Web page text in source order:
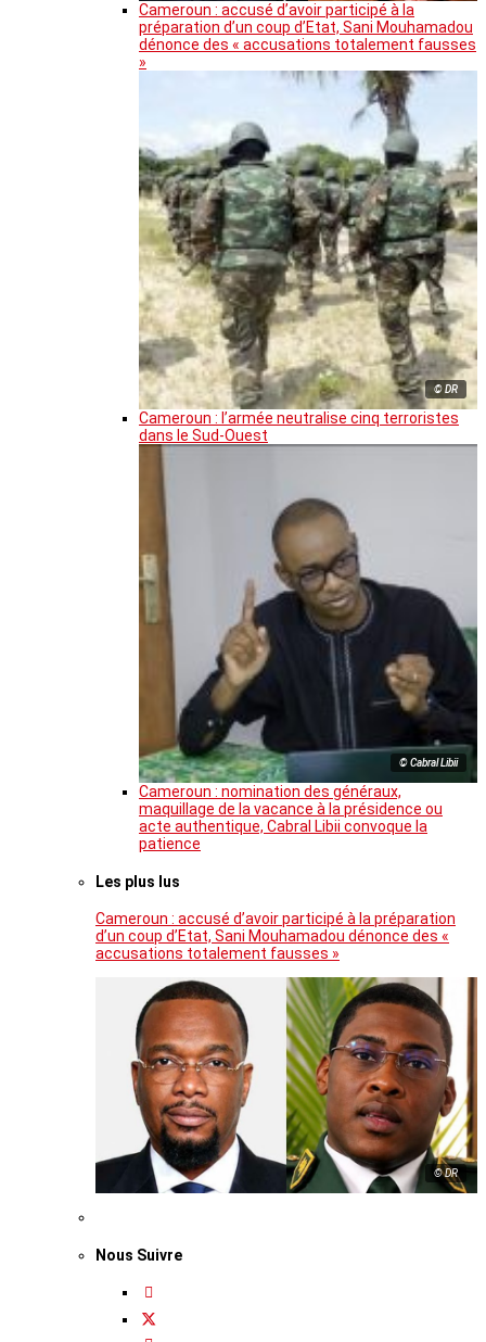
Cameroun : accusé d’avoir participé à la
préparation d’un coup d’Etat, Sani Mouhamadou
dénonce des « accusations totalement fausses
»
© DR
Cameroun : l’armée neutralise cinq terroristes
dans le Sud-Ouest
© Cabral Libii
Cameroun : nomination des généraux,
maquillage de la vacance à la présidence ou
acte authentique, Cabral Libii convoque la
patience
Les plus lus
Cameroun : accusé d’avoir participé à la préparation
d’un coup d’Etat, Sani Mouhamadou dénonce des «
accusations totalement fausses »
© DR
Nous Suivre